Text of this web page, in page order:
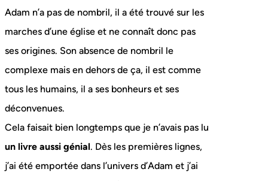
Adam n’a pas de nombril, il a été trouvé sur les
marches d’une église et ne connaît donc pas
ses origines. Son absence de nombril le
complexe mais en dehors de ça, il est comme
tous les humains, il a ses bonheurs et ses
déconvenues.
Cela faisait bien longtemps que je n’avais pas lu
un livre aussi génial. Dès les premières lignes,
j’ai été emportée dans l’univers d’Adam et j’ai